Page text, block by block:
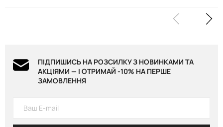
ПІДПИШИСЬ НА РОЗСИЛКУ З НОВИНКАМИ ТА
АКЦІЯМИ — І ОТРИМАЙ -10% НА ПЕРШЕ
ЗАМОВЛЕННЯ